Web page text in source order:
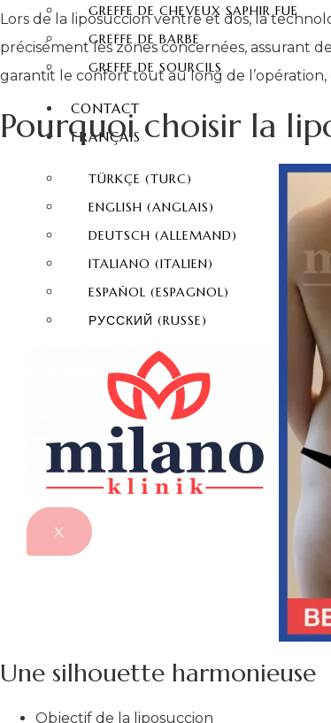
GREFFE DE CHEVEUX SAPHIR FUE
GREFFE DE BARBE
GREFFE DE SOURCILS
CONTACT
FRANÇAIS
TÜRKÇE (TURC)
ENGLISH (ANGLAIS)
DEUTSCH (ALLEMAND)
ITALIANO (ITALIEN)
ESPAÑOL (ESPAGNOL)
РУССКИЙ (RUSSE)
X
Lors de la liposuccion ventre et dos, la
précisément les zones concernées, assurant
garantit le confort tout au long de l’opération,
Pourquoi choisir la
Une silhouette harmonieuse
Objectif de la liposuccion